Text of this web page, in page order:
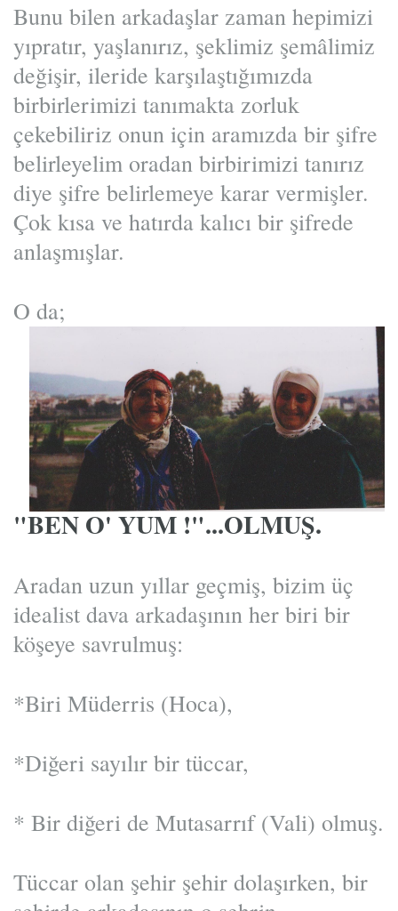
Bunu bilen arkadaşlar zaman hepimizi
yıpratır, yaşlanırız, şeklimiz şemâlimiz
değişir, ileride karşılaştığımızda
birbirlerimizi tanımakta zorluk
çekebiliriz onun için aramızda bir şifre
belirleyelim oradan birbirimizi tanırız
diye şifre belirlemeye karar vermişler.
Çok kısa ve hatırda kalıcı bir şifrede
anlaşmışlar.
O da;
"BEN O' YUM !"...OLMUŞ.
Aradan uzun yıllar geçmiş, bizim üç
idealist dava arkadaşının her biri bir
köşeye savrulmuş:
*Biri Müderris (Hoca),
*Diğeri sayılır bir tüccar,
* Bir diğeri de Mutasarrıf (Vali) olmuş.
Tüccar olan şehir şehir dolaşırken, bir